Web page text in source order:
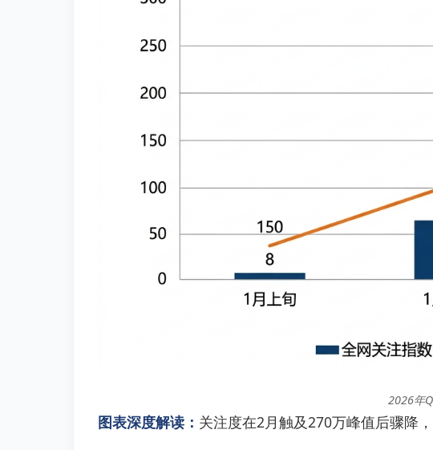
2026年
图表深度解读： 关注度在2月触及270万峰值后骤降